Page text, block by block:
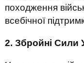
походження
всебічної
2. Збройні Сили